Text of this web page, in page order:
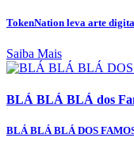
TokenNation leva arte
Saiba Mais
BLÁ BLÁ BLÁ dos
BLÁ BLÁ BLÁ DOS